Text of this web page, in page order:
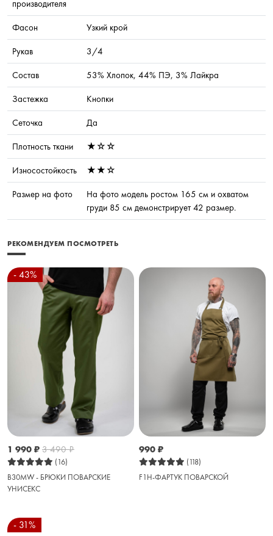
производителя
Фасон
Узкий крой
Рукав
3/4
Состав
53% Хлопок, 44% ПЭ, 3% Лайкра
Застежка
Кнопки
Сеточка
Да
Плотность ткани
★☆☆
Износостойкость
★★☆
Размер на фото
На фото модель ростом 165 см и охватом
груди 85 см демонстрирует 42 размер.​​
РЕКОМЕНДУЕМ ПОСМОТРЕТЬ
- 43%
1 990 ₽ 3 490₽
(16)
B30MW - БРЮКИ ПОВАРСКИЕ
УНИСЕКС
990 ₽
(118)
F1H-ФАРТУК ПОВАРСКОЙ
- 31%